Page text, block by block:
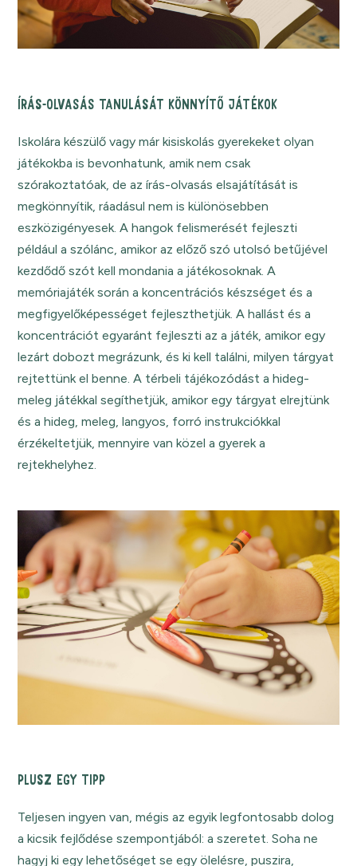
ÍRÁS-OLVASÁS TANULÁSÁT KÖNNYÍTŐ JÁTÉKOK
Iskolára készülő vagy már kisiskolás gyerekeket olyan
játékokba is bevonhatunk, amik nem csak
szórakoztatóak, de az írás-olvasás elsajátítását is
megkönnyítik, ráadásul nem is különösebben
eszközigényesek. A hangok felismerését fejleszti
például a szólánc, amikor az előző szó utolsó betűjével
kezdődő szót kell mondania a játékosoknak. A
memóriajáték során a koncentrációs készséget és a
megfigyelőképességet fejleszthetjük. A hallást és a
koncentrációt egyaránt fejleszti az a játék, amikor egy
lezárt dobozt megrázunk, és ki kell találni, milyen tárgyat
rejtettünk el benne. A térbeli tájékozódást a hideg-
meleg játékkal segíthetjük, amikor egy tárgyat elrejtünk
és a hideg, meleg, langyos, forró instrukciókkal
érzékeltetjük, mennyire van közel a gyerek a
rejtekhelyhez.
PLUSZ EGY TIPP
Teljesen ingyen van, mégis az egyik legfontosabb dolog
a kicsik fejlődése szempontjából: a szeretet. Soha ne
hagyj ki egy lehetőséget se egy ölelésre, puszira,